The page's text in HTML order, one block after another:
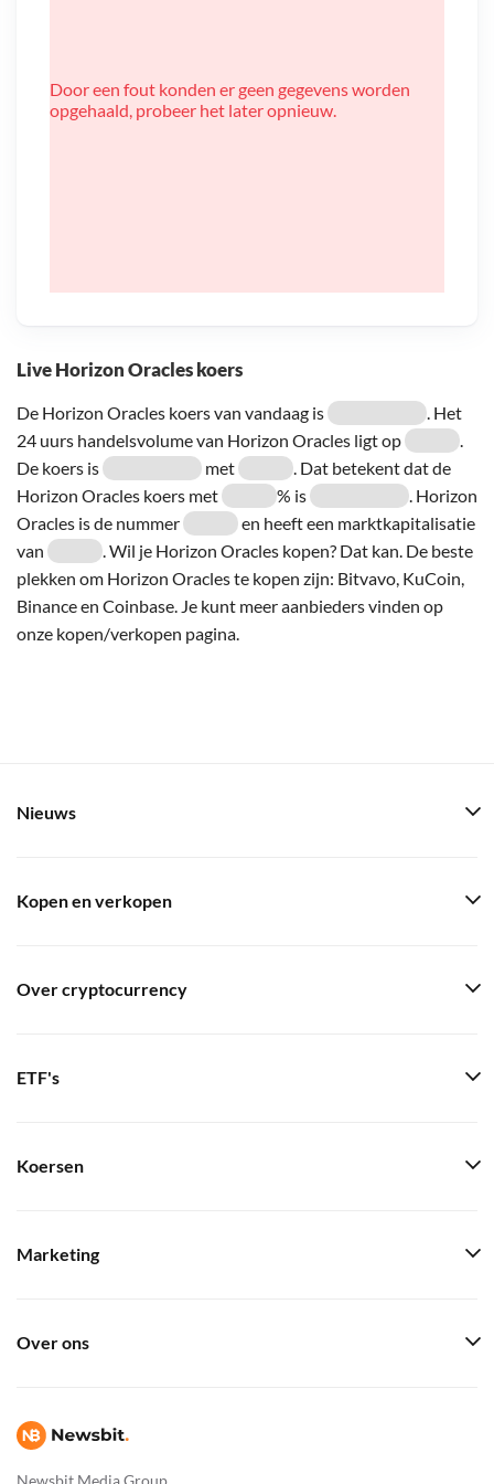
Live Horizon Oracles koers
De Horizon Oracles koers van vandaag is
. Het
24 uurs handelsvolume van Horizon Oracles ligt op
.
De koers is
met
. Dat betekent dat de
Horizon Oracles koers met
% is
. Horizon
Oracles is de nummer
en heeft een marktkapitalisatie
van
. Wil je Horizon Oracles kopen? Dat kan. De beste
plekken om Horizon Oracles te kopen zijn: Bitvavo, KuCoin,
Binance en Coinbase. Je kunt meer aanbieders vinden op
onze kopen/verkopen pagina.
Door een fout konden er geen gegevens worden
opgehaald, probeer het later opnieuw.
Newsbit Media Group
Nieuws
Kopen en verkopen
Over cryptocurrency
ETF's
Koersen
Marketing
Over ons